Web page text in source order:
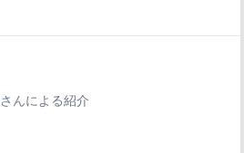
さんによる紹介